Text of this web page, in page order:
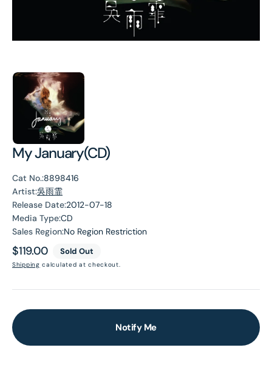
My January(CD)
Cat No.:8898416
Artist:吳雨霏
Release Date:2012-07-18
Media Type:CD
Sales Region:No Region Restriction
Regular
price
$119.00 Sold Out
Shipping calculated at checkout.
Notify Me